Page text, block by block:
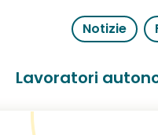
Notizie
Lavoratori